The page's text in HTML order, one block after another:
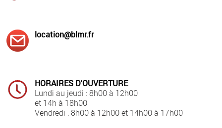
location@blmr.fr
HORAIRES D'OUVERTURE
Lundi au jeudi : 8h00 à 12h00
et 14h à 18h00
Vendredi : 8h00 à 12h00 et 14h00 à 17h00